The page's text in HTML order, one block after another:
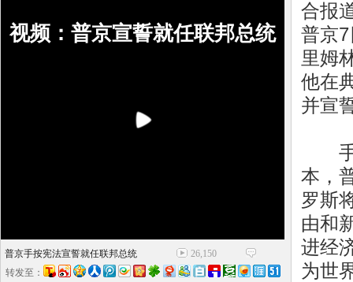
视频：普京宣誓就任联邦总统
普京手按宪法宣誓就任联邦总统
26,150
转发至：
合报
普京
里姆
他在
并宣
手
本，
罗斯
由和
进经
为世